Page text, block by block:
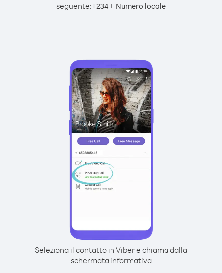
seguente:+234 + Numero locale
Seleziona il contatto in Viber e chiama dalla
schermata informativa